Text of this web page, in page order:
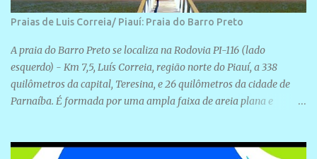
Praias de Luis Correia/ Piauí: Praia do Barro Preto
A praia do Barro Preto se localiza na Rodovia PI-116 (lado
esquerdo) - Km 7,5, Luís Correia, região norte do Piauí, a 338
quilômetros da capital, Teresina, e 26 quilômetros da cidade de
Parnaíba. É formada por uma ampla faixa de areia plana e
devido ao extensivo molhe de pedras que não chegam a 2 metros